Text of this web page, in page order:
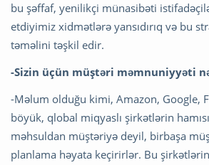
bu şəffaf, yenilikçi münasibəti
etdiyimiz xidmətlərə yansıdırıq və bu
təməlini təşkil edir.
-Sizin üçün müştəri məmnuniyyəti
-Məlum olduğu kimi, Amazon, Google,
böyük, qlobal miqyaslı şirkətlərin
məhsuldan müştəriyə deyil, birbaşa
planlama həyata keçirirlər. Bu